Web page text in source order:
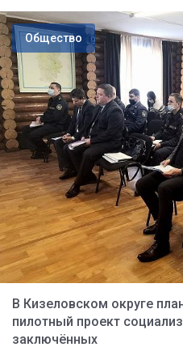
Общество
В Кизеловском округе
пилотный проект
заключённых